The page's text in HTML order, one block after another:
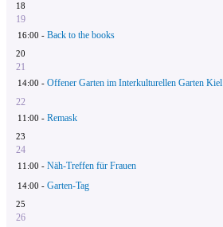
18
19
16:00 - Back to the books
20
21
14:00 - Offener Garten im Interkulturellen Garten Kiel
22
11:00 - Remask
23
24
11:00 - Näh-Treffen für Frauen
14:00 - Garten-Tag
25
26